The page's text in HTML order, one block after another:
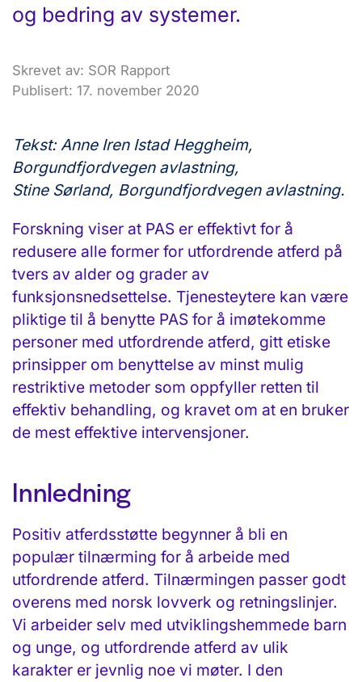
og bedring av systemer.
Skrevet av: SOR Rapport
Publisert: 17. november 2020
Tekst: Anne Iren Istad Heggheim,
Borgundfjordvegen avlastning,
Stine Sørland, Borgundfjordvegen avlastning.
Forskning viser at PAS er effektivt for å
redusere alle former for utfordrende atferd på
tvers av alder og grader av
funksjonsnedsettelse. Tjenesteytere kan være
pliktige til å benytte PAS for å imøtekomme
personer med utfordrende atferd, gitt etiske
prinsipper om benyttelse av minst mulig
restriktive metoder som oppfyller retten til
effektiv behandling, og kravet om at en bruker
de mest effektive intervensjoner.
Innledning
Positiv atferdsstøtte begynner å bli en
populær tilnærming for å arbeide med
utfordrende atferd. Tilnærmingen passer godt
overens med norsk lovverk og retningslinjer.
Vi arbeider selv med utviklingshemmede barn
og unge, og utfordrende atferd av ulik
karakter er jevnlig noe vi møter. I den